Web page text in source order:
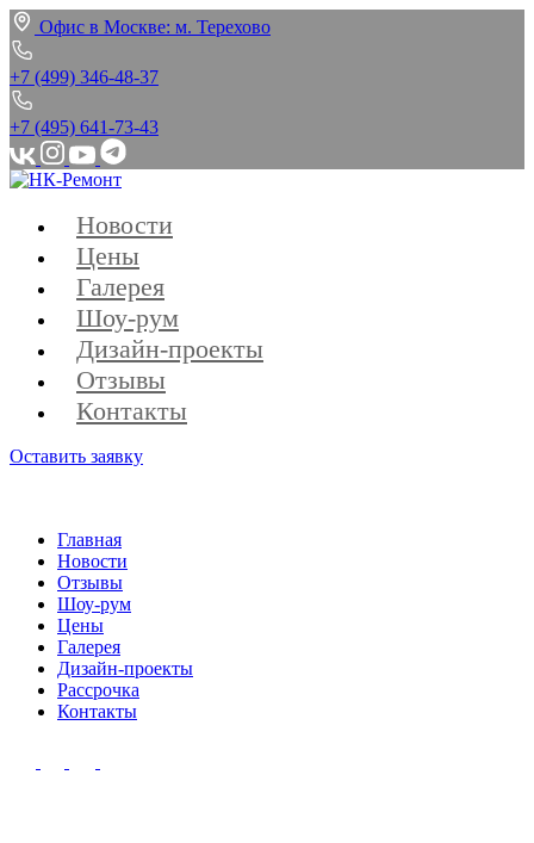
Офис в Москве: м. Терехово
+7 (499) 346‑48‑37
+7 (495) 641‑73‑43
Новости
Цены
Галерея
Шоу-рум
Дизайн-проекты
Отзывы
Контакты
Оставить заявку
Главная
Новости
Отзывы
Шоу-рум
Цены
Галерея
Дизайн-проекты
Рассрочка
Контакты